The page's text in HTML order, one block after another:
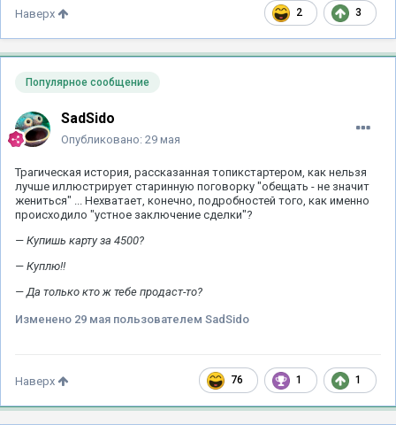
Барыгана все в поряде.
2 3
Наверх
Популярное сообщение
SadSido
Опубликовано: 29 мая
Трагическая история, рассказанная топикстартером, как нельзя
лучше иллюстрирует старинную поговорку "обещать - не значит
жениться" ... Нехватает, конечно, подробностей того, как именно
происходило "устное заключение сделки"?
— Купишь карту за 4500?
— Куплю!!
— Да только кто ж тебе продаст-то?
Изменено 29 мая пользователем SadSido
76 1 1
Наверх